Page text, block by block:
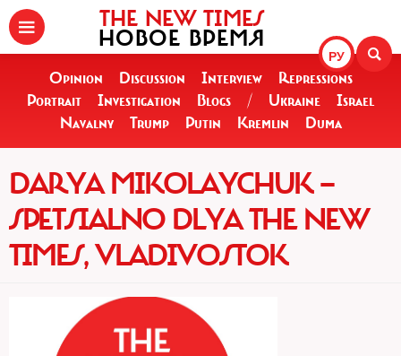
РУ
THE NEW TIMES
НОВОЕ ВРЕМЯ
Opinion Discussion Interview
Repressions
Portrait
Investigation Blogs / Ukraine
Israel
Navalny
Trump Putin Kremlin Duma
DARYA MIKOLAYCHUK —
SPETSIALNO DLYA THE NEW
TIMES, VLADIVOSTOK